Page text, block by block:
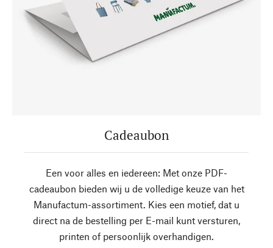
Cadeaubon
Een voor alles en iedereen: Met onze PDF-
cadeaubon bieden wij u de volledige keuze van het
Manufactum-assortiment. Kies een motief, dat u
direct na de bestelling per E-mail kunt versturen,
printen of persoonlijk overhandigen.